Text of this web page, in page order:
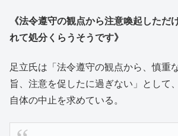
《法令遵守の観点から注意喚起しただ
れて処分くらうそうです》
足立氏は「法令遵守の観点から、慎重
旨、注意を促したに過ぎない」として
自体の中止を求めている。